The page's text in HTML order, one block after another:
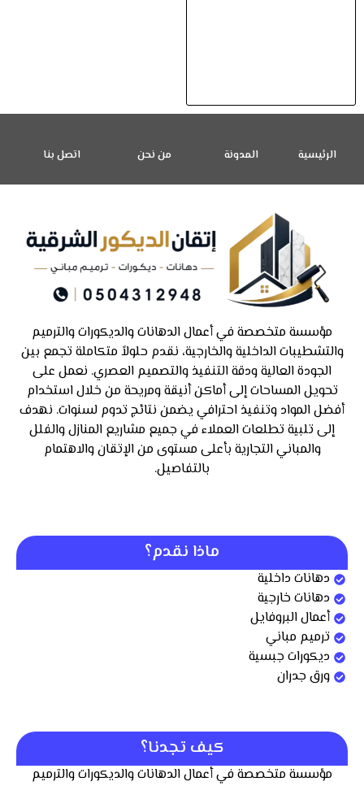
الرئيسية المدونة من نحن اتصل بنا
مؤسسة متخصصة في أعمال الدهانات والديكورات والترميم
والتشطيبات الداخلية والخارجية، نقدم حلولاً متكاملة تجمع بين
الجودة العالية ودقة التنفيذ والتصميم العصري. نعمل على
تحويل المساحات إلى أماكن أنيقة ومريحة من خلال استخدام
أفضل المواد وتنفيذ احترافي يضمن نتائج تدوم لسنوات. نهدف
إلى تلبية تطلعات العملاء في جميع مشاريع المنازل والفلل
والمباني التجارية بأعلى مستوى من الإتقان والاهتمام
بالتفاصيل.
ماذا نقدم؟
دهانات داخلية
دهانات خارجية
أعمال البروفايل
ترميم مباني
ديكورات جبسية
ورق جدران
كيف تجدنا؟
مؤسسة متخصصة في أعمال الدهانات والديكورات والترميم